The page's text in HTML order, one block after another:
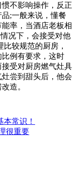
不影响操作，反正
;一般来说，懂餐
率，当酒店老板相
况下，会接受对他
较规范的厨房，
例有要求，这时
受对厨房燃气灶具
尝到甜头后，他会
造。
常识！
很重要